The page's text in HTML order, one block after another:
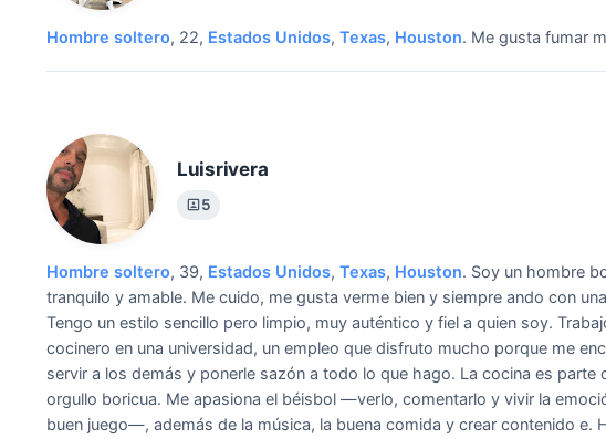
Hombre soltero, 22, Estados Unidos, Texas, Houston. Me gusta fumar
Luisrivera
5
Hombre soltero, 39, Estados Unidos, Texas, Houston. Soy un hombre
tranquilo y amable. Me cuido, me gusta verme bien y siempre ando con
Tengo un estilo sencillo pero limpio, muy auténtico y fiel a quien soy.
cocinero en una universidad, un empleo que disfruto mucho porque me
servir a los demás y ponerle sazón a todo lo que hago. La cocina es parte
orgullo boricua. Me apasiona el béisbol —verlo, comentarlo y vivir la
buen juego—, además de la música, la buena comida y crear contenido e.